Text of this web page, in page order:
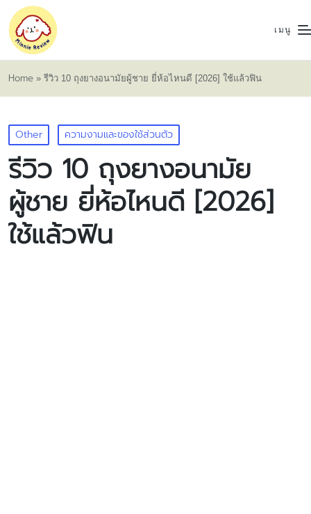
เมนู
Home » รีวิว 10 ถุงยางอนามัยผู้ชาย ยี่ห้อไหนดี [2026] ใช้แล้วฟิน
Posted
in
Other ความงามและของใช้ส่วนตัว
รีวิว 10 ถุงยางอนามัย
ผู้ชาย ยี่ห้อไหนดี [2026]
ใช้แล้วฟิน